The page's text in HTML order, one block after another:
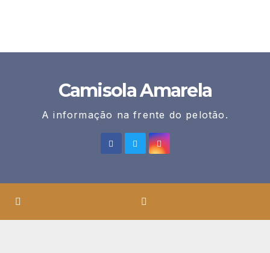
Camisola Amarela
A informação na frente do pelotão.